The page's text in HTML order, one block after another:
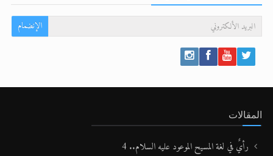
الإنضمام
المقالات
رأيٌ في لغة المسيح الموعود عليه السلام.. 4